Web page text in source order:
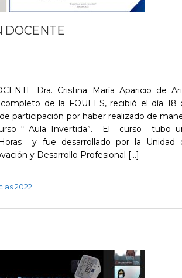
DOCENTE
Dra. Cristina María Aparicio de
de la FOUEES, recibió el día 18
participación por haber realizado de
“ Aula Invertida”. El curso tubo
y fue desarrollado por la Unidad
y Desarrollo Profesional [...]
2022